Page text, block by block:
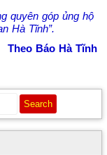
quyên góp ủng hộ
Hà Tĩnh”.
Theo Báo Hà Tĩnh